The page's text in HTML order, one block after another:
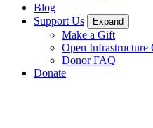
Blog
Support Us
Expand
Make a Gift
Open Infrastructure
Donor FAQ
Donate